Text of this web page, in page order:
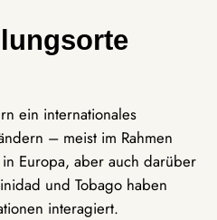
ein internationales
– meist im Rahmen
Europa, aber auch darüber
und Tobago haben
interagiert.